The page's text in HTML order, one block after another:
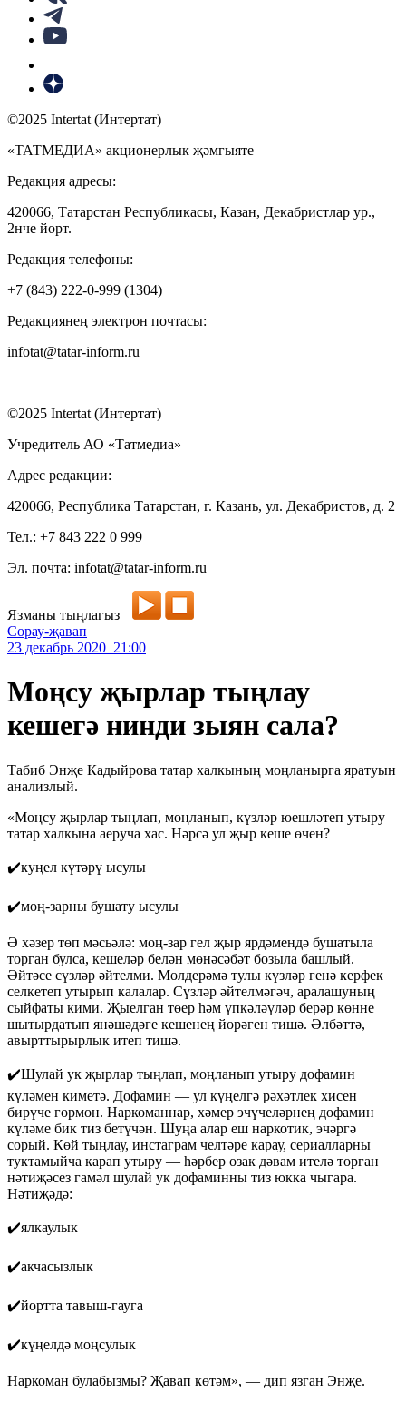
©2025 Intertat (Интертат)
«ТАТМЕДИА» акционерлык җәмгыяте
Редакция адресы:
420066, Татарстан Республикасы, Казан, Декабристлар ур.,
2нче йорт.
Редакция телефоны:
+7 (843) 222-0-999 (1304)
Редакциянең электрон почтасы:
infotat@tatar-inform.ru
©2025 Intertat (Интертат)
Учредитель АО «Татмедиа»
Адрес редакции:
420066, Республика Татарстан, г. Казань, ул. Декабристов, д. 2
Тел.: +7 843 222 0 999
Эл. почта: infotat@tatar-inform.ru
Язманы тыңлагыз
Сорау-җавап
23 декабрь 2020 21:00
Моңсу җырлар тыңлау
кешегә нинди зыян сала?
Табиб Энҗе Кадыйрова татар халкының моңланырга яратуын
анализлый.
«Моңсу җырлар тыңлап, моңланып, күзләр юешләтеп утыру
татар халкына аеруча хас. Нәрсә ул җыр кеше өчен?
✔️куңел күтәрү ысулы
✔️моң-зарны бушату ысулы
Ә хәзер төп мәсьәлә: моң-зар гел җыр ярдәмендә бушатыла
торган булса, кешеләр белән мөнәсәбәт бозыла башлый.
Әйтәсе сүзләр әйтелми. Мөлдерәмә тулы күзләр генә керфек
селкетеп утырып калалар. Сүзләр әйтелмәгәч, аралашуның
сыйфаты кими. Җыелган төер һәм үпкәләүләр берәр көнне
шытырдатып янәшәдәге кешенең йөрәген тишә. Әлбәттә,
авырттырырлык итеп тишә.
✔️Шулай ук җырлар тыңлап, моңланып утыру дофамин
күләмен киметә. Дофамин — ул күңелгә рәхәтлек хисен
бирүче гормон. Наркоманнар, хәмер эчүчеләрнең дофамин
күләме бик тиз бетүчән. Шуңа алар еш наркотик, эчәргә
сорый. Көй тыңлау, инстаграм челтәре карау, сериалларны
туктамыйча карап утыру — һәрбер озак дәвам ителә торган
нәтиҗәсез гамәл шулай ук дофаминны тиз юкка чыгара.
Нәтиҗәдә:
✔️ялкаулык
✔️акчасызлык
✔️йортта тавыш-гауга
✔️күңелдә моңсулык
Наркоман булабызмы? Җавап көтәм», — дип язган Энҗе.